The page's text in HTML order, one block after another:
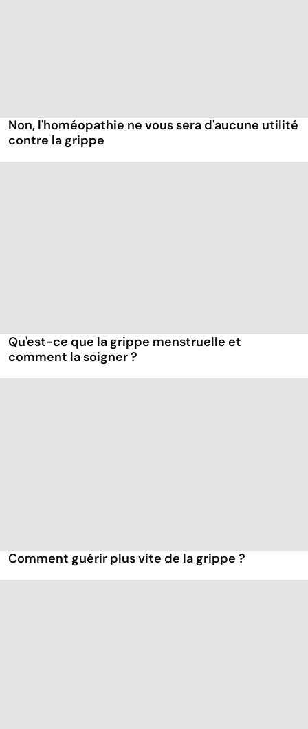
Non, l'homéopathie ne vous sera d'aucune utilité
contre la grippe
Qu'est-ce que la grippe menstruelle et
comment la soigner ?
Comment guérir plus vite de la grippe ?